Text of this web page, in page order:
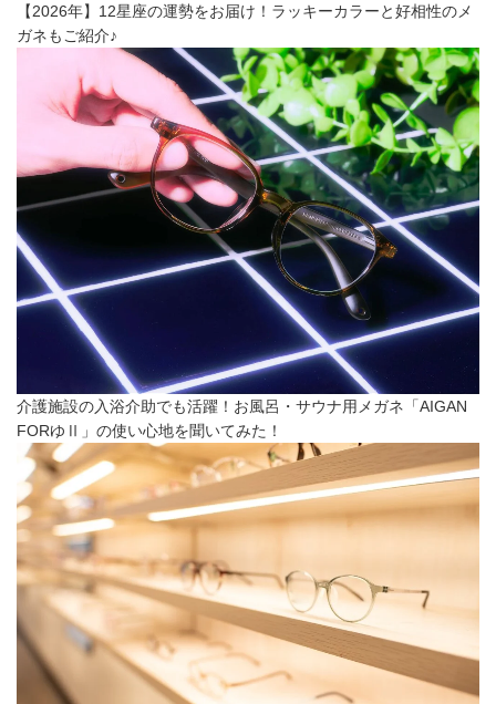
【2026年】12星座の運勢をお届け！ラッキーカラーと好相性のメ
ガネもご紹介♪
介護施設の入浴介助でも活躍！お風呂・サウナ用メガネ「AIGAN
FORゆⅡ」の使い心地を聞いてみた！